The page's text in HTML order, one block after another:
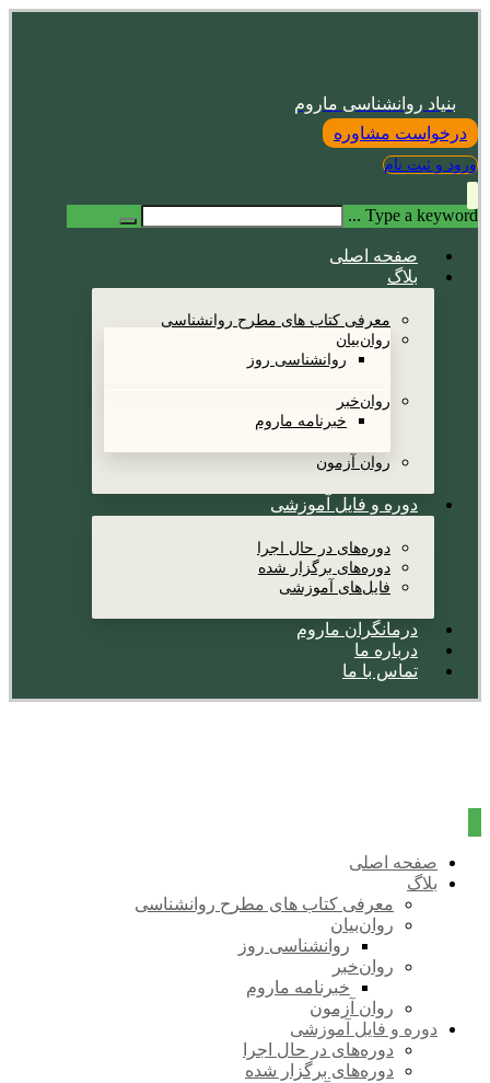
بنیاد روانشناسی ماروم
درخواست مشاوره
ورود و ثبت نام
Type a keyword ...
صفحه اصلی
بلاگ
معرفی کتاب های مطرح روانشناسی
روان‌بیان
روانشناسی روز
روان‌خبر
خبرنامه ماروم
روان آزمون
دوره و فایل آموزشی
دوره‌های در حال اجرا
دوره‌های برگزار شده
فایل‌های آموزشی
درمانگران ماروم
درباره ما
تماس با ما
صفحه اصلی
بلاگ
معرفی کتاب های مطرح روانشناسی
روان‌بیان
روانشناسی روز
روان‌خبر
خبرنامه ماروم
روان آزمون
دوره و فایل آموزشی
دوره‌های در حال اجرا
دوره‌های برگزار شده